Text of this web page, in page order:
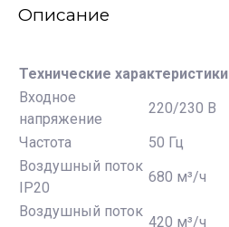
Описание
Технические характеристики
Входное
напряжение
220/230 В
Частота
50 Гц
Воздушный поток
IP20
680 м³/ч
Воздушный поток
420 м³/ч